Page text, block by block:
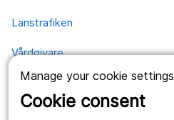
Manage your cookie settings
Cookie consent
Länstrafiken
Vårdgivare
Utveckling